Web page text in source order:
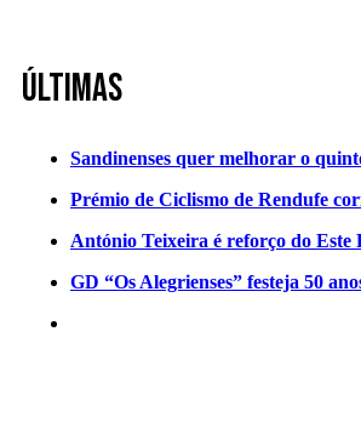
Últimas
Sandinenses quer melhorar o
Prémio de Ciclismo de Rendufe
António Teixeira é reforço do Este
GD “Os Alegrienses” festeja 50